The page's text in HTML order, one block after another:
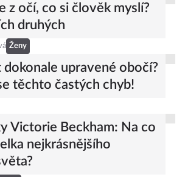
z očí, co si člověk myslí?
druhých
Ženy
upravené obočí?
těchto častých chyb!
Victorie Beckham: Na co
nejkrásnějšího